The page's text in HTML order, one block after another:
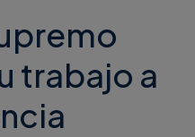
trabajo a